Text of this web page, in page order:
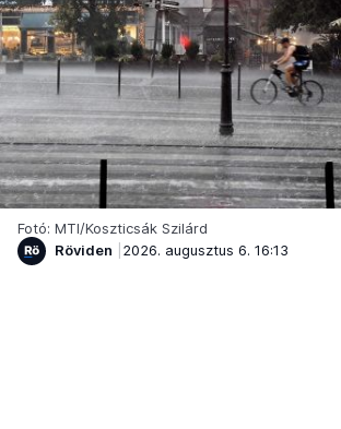
Fotó: MTI/Koszticsák Szilárd
Röviden
2026. augusztus 6. 16:13